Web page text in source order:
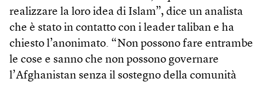
realizzare la loro idea di Islam”, dice un analista
che è stato in contatto con i leader taliban e ha
chiesto l’anonimato. “Non possono fare entrambe
le cose e sanno che non possono governare
l’Afghanistan senza il sostegno della comunità